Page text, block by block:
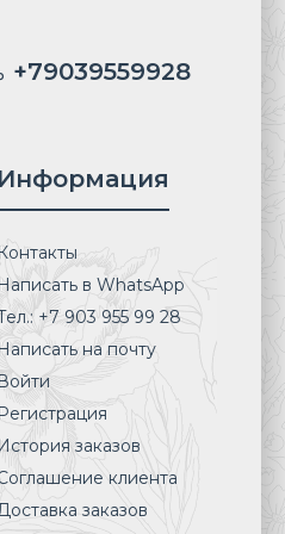
+79039559928
Информация
Контакты
Написать в WhatsApp
+7 903 955 99 28
Написать на почту
Войти
Регистрация
История заказов
клиента
заказов